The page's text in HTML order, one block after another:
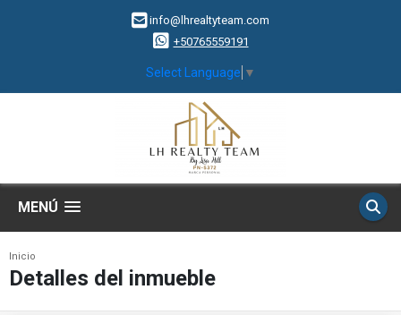
info@lhrealtyteam.com
+50765559191
Select Language ▼
MENÚ
Inicio
Detalles del inmueble